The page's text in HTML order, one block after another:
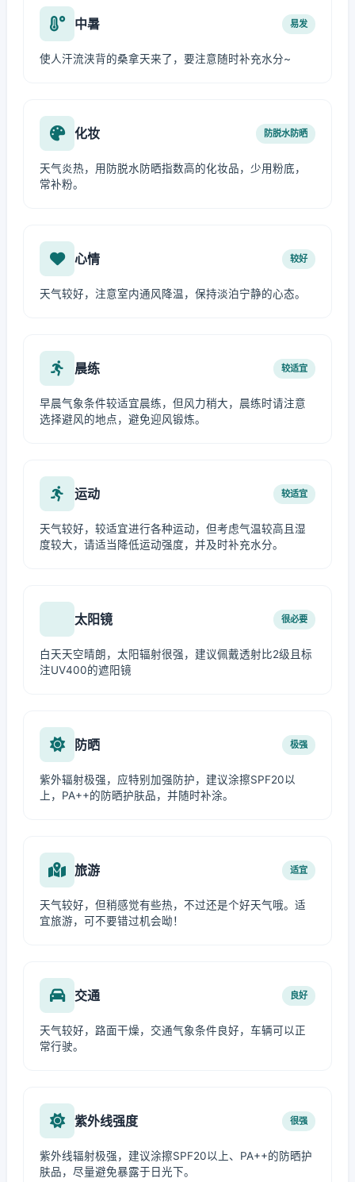
中暑 易发
使人汗流浃背的桑拿天来了，要注意随时补充水分~
化妆 防脱水防晒
天气炎热，用防脱水防晒指数高的化妆品，少用粉底，
常补粉。
心情 较好
天气较好，注意室内通风降温，保持淡泊宁静的心态。
晨练 较适宜
早晨气象条件较适宜晨练，但风力稍大，晨练时请注意
选择避风的地点，避免迎风锻炼。
运动 较适宜
天气较好，较适宜进行各种运动，但考虑气温较高且湿
度较大，请适当降低运动强度，并及时补充水分。
太阳镜 很必要
白天天空晴朗，太阳辐射很强，建议佩戴透射比2级且标
注UV400的遮阳镜
防晒 极强
紫外辐射极强，应特别加强防护，建议涂擦SPF20以
上，PA++的防晒护肤品，并随时补涂。
旅游 适宜
天气较好，但稍感觉有些热，不过还是个好天气哦。适
宜旅游，可不要错过机会呦！
交通 良好
天气较好，路面干燥，交通气象条件良好，车辆可以正
常行驶。
紫外线强度 很强
紫外线辐射极强，建议涂擦SPF20以上、PA++的防晒护
肤品，尽量避免暴露于日光下。